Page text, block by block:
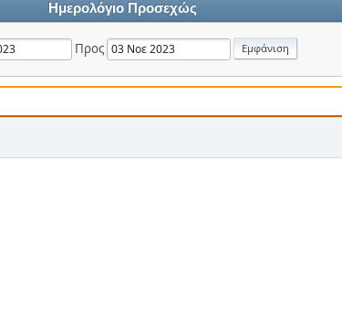
Ημερολόγιο Προσεχώς
Προς